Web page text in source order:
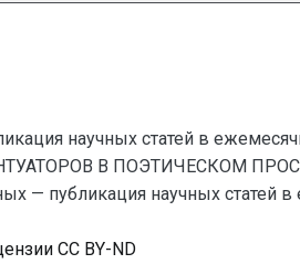
научных статей в
В ПОЭТИЧЕСКОМ
— публикация научных
CC BY-ND